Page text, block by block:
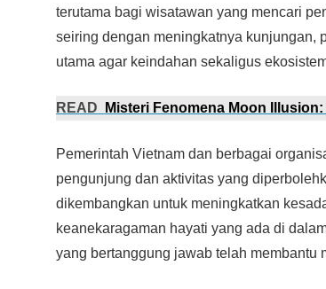
terutama bagi wisatawan yang mencari
seiring dengan meningkatnya kunjungan,
utama agar keindahan sekaligus
READ Misteri Fenomena Moon
Pemerintah Vietnam dan berbagai
pengunjung dan aktivitas yang
dikembangkan untuk meningkatkan
keanekaragaman hayati yang ada di
yang bertanggung jawab telah membantu